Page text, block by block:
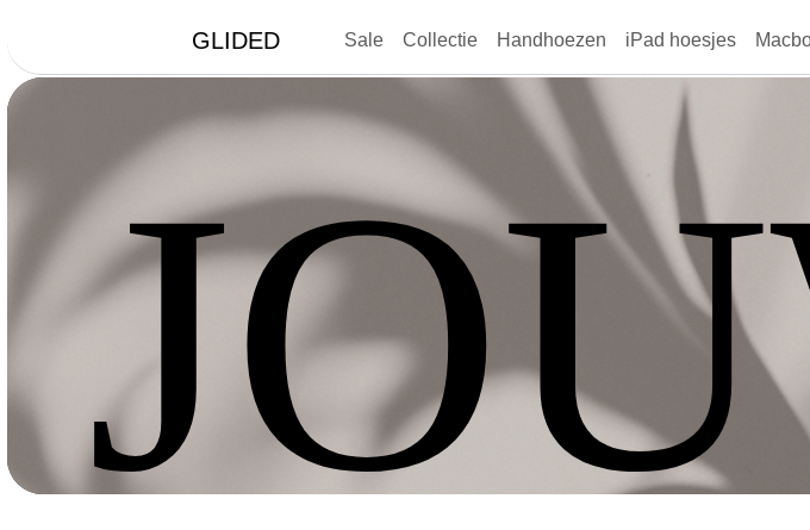
GLIDED Sale Collectie Handhoezen iPad hoesjes